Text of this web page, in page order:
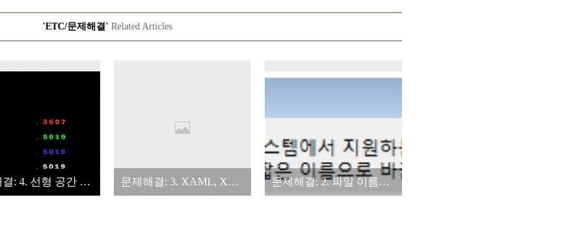
'ETC/문제해결' Related Articles
문제해결: 4. 선형 공간 텍스쳐 제작 관련 이슈 문제해결: 3. XAML, XML 한국어 포함시 컴파일 불가능 이슈 해결 문제해결: 2. 파일 이름이 너무 깁니다 삭제 방법